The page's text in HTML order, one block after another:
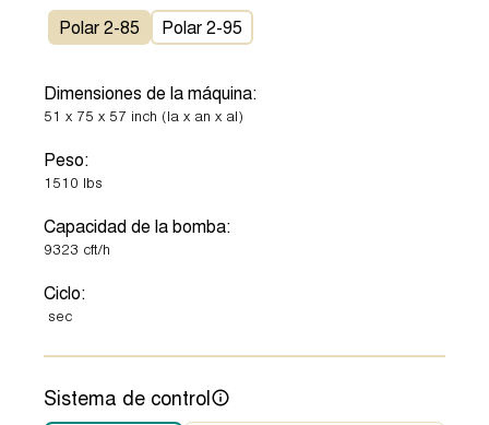
Polar 2-85 Polar 2-95
Dimensiones de la máquina:
51 x 75 x 57 inch (la x an x al)
Peso:
1510 lbs
Capacidad de la bomba:
9323 cft/h
Ciclo:
sec
Sistema de control